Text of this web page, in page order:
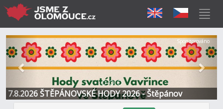
7.8.2026 ŠTĚPÁNOVSKÉ HODY 2026 - Štěpánov
Předchozí Další
Sponzorováno